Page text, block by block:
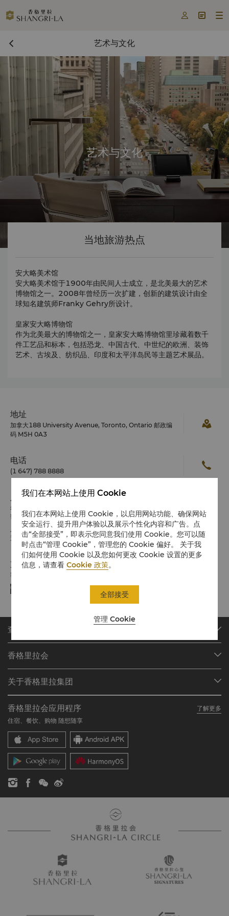
  
艺术与文化
艺术与文化
当地旅游热点
安大略美术馆
安大略美术馆于1900年由民间人士成立，是北美最大的艺术
博物馆之一。2008年曾经历一次扩建，创新的建筑设计由全
球知名建筑师Franky Gehry所设计。
皇家安大略博物馆
作为北美最大的博物馆之一，皇家安大略博物馆里珍藏着数千
件工艺品和标本，包括恐龙、中国古代、中世纪的欧洲、装饰
艺术、古埃及、纺织品、印度和太平洋岛民等主题艺术展品。
地址
加拿大188 University Avenue, Toronto, Ontario 邮政编
码 M5H 0A3
电话
(1 647) 788 8888
入住 / 退房
希望您入住愉快
请留意入住/退房时间:
入住时间：15:00
退房时间：12:00
支付方式
我们接受指定平台的在线支付方式:
查找或预订
查找预订
餐厅与酒吧
香格里拉会
加入香格里拉会
常见问题
联络我们
关于香格里拉集团
我们的酒店品牌
香格里拉中心
香格里拉公寓
联系方式
职业发展
企业社会责任
新闻稿
香格里拉会应用程序
了解更多
住宿、餐饮、购物 随想随享
我们在本网站上使用 Cookie
我们在本网站上使用 Cookie，以启用网站功能、确保网站
安全运行、提升用户体验以及展示个性化内容和广告。点
击“全部接受”，即表示您同意我们使用 Cookie。您可以随
时点击“管理 Cookie”，管理您的 Cookie 偏好。 关于我
们如何使用 Cookie 以及您如何更改 Cookie 设置的更多
信息，请查看Cookie 政策。
管理 Cookie
全部接受